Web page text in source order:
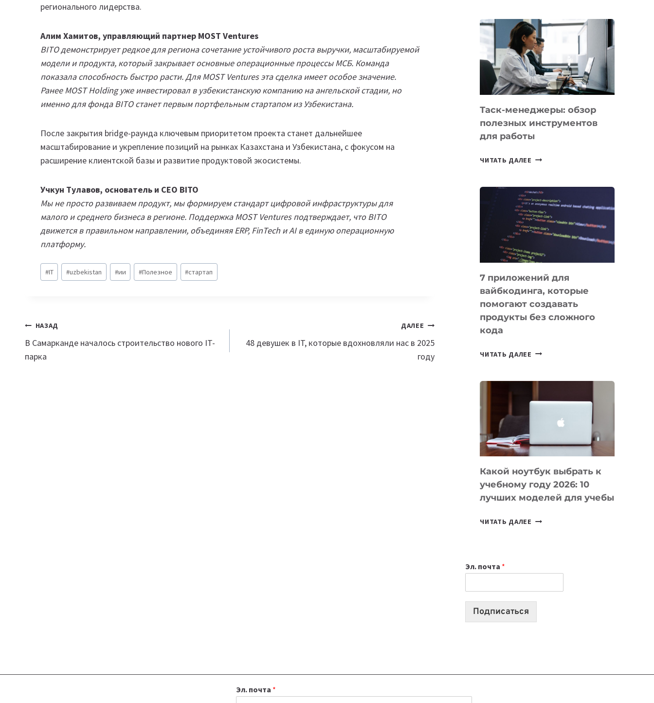
регионального лидерства.
Алим Хамитов, управляющий партнер MOST Ventures
BITO демонстрирует редкое для региона сочетание устойчивого роста выручки, масштабируемой
модели и продукта, который закрывает основные операционные процессы МСБ. Команда
показала способность быстро расти. Для MOST Ventures эта сделка имеет особое значение.
Ранее MOST Holding уже инвестировал в узбекистанскую компанию на ангельской стадии, но
именно для фонда BITO станет первым портфельным стартапом из Узбекистана.
После закрытия bridge-раунда ключевым приоритетом проекта станет дальнейшее
масштабирование и укрепление позиций на рынках Казахстана и Узбекистана, с фокусом на
расширение клиентской базы и развитие продуктовой экосистемы.
Учкун Тулавов, основатель и CEO BITO
Мы не просто развиваем продукт, мы формируем стандарт цифровой инфраструктуры для
малого и среднего бизнеса в регионе. Поддержка MOST Ventures подтверждает, что BITO
движется в правильном направлении, объединяя ERP, FinTech и AI в единую операционную
платформу.
Метки
записи:
#IT #uzbekistan #ии #Полезное #стартап
Навигация
по
НАЗАД
В Самарканде началось строительство нового IT-
парка
ДАЛЕЕ
48 девушек в IT, которые вдохновляли нас в 2025
году
НОВЫЕ
ПРЕДМЕТЫ
ПО
ИСКУССТВЕННОМУ
ИНТЕЛЛЕКТУ
Таск-менеджеры: обзор
полезных инструментов
для работы
ЧИТАТЬ ДАЛЕЕ ТАСК-
ПОЛЕЗНЫХ
ИНСТРУМЕНТОВ
ДЛЯ
РАБОТЫ
7 приложений для
вайбкодинга, которые
помогают создавать
продукты без сложного
кода
ЧИТАТЬ ДАЛЕЕ
КОТОРЫЕ
СОЗДАВАТЬ
БЕЗ
КОДА
Какой ноутбук выбрать к
учебному году 2026: 10
лучших моделей для учебы
ЧИТАТЬ ДАЛЕЕ КАКОЙ
2026:
10
Эл. почта *
Подписаться
Эл. почта *